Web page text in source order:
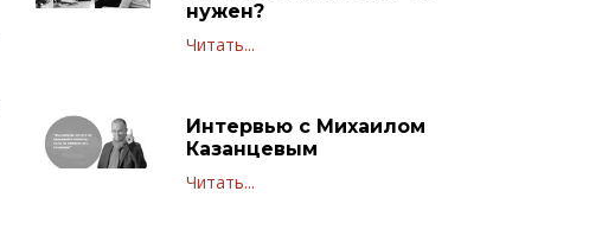
нужен?
Читать...
Интервью с Михаилом
Казанцевым
Читать...